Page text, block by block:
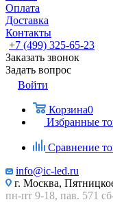
Оплата
Доставка
Контакты
+7 (499) 325-65-23
Заказать звонок
Задать вопрос
Войти
Корзина0
Избранные
Сравнение
info@ic-led.ru
г. Москва,
пн-пт 9-18, пав. 571